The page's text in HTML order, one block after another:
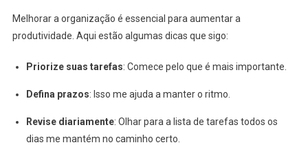
Melhorar a organização é essencial para aumentar a
produtividade. Aqui estão algumas dicas que sigo:
Priorize suas tarefas: Comece pelo que é mais importante.
Defina prazos: Isso me ajuda a manter o ritmo.
Revise diariamente: Olhar para a lista de tarefas todos os
dias me mantém no caminho certo.